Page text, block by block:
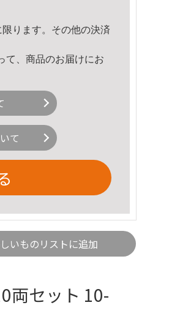
ります。その他の決済
て、商品のお届けにお
て
いものリストに追加
両セット 10-